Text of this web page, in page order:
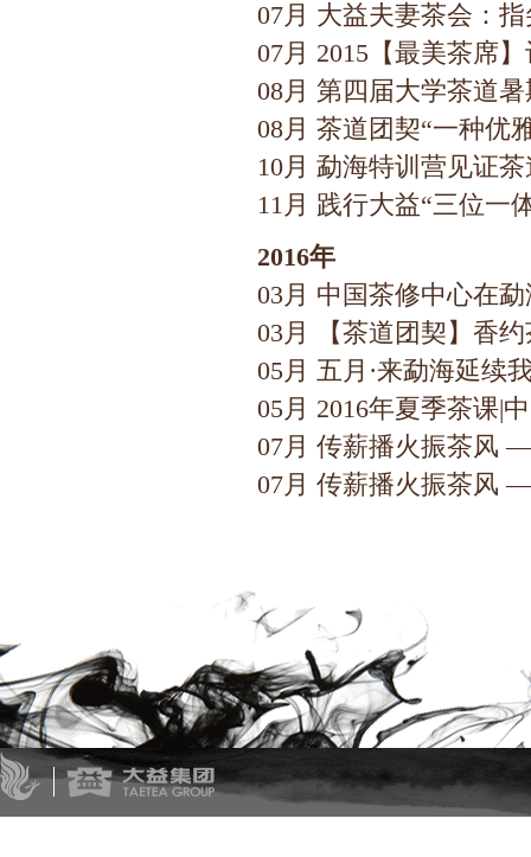
07月 大益夫妻茶会：
07月 2015【最美茶席
08月 第四届大学茶道
08月 茶道团契“一种优
10月 勐海特训营见证
11月 践行大益“三位一
2016年
03月 中国茶修中心在
03月 【茶道团契】香
05月 五月·来勐海延续
05月 2016年夏季茶课|
07月 传薪播火振茶风
07月 传薪播火振茶风